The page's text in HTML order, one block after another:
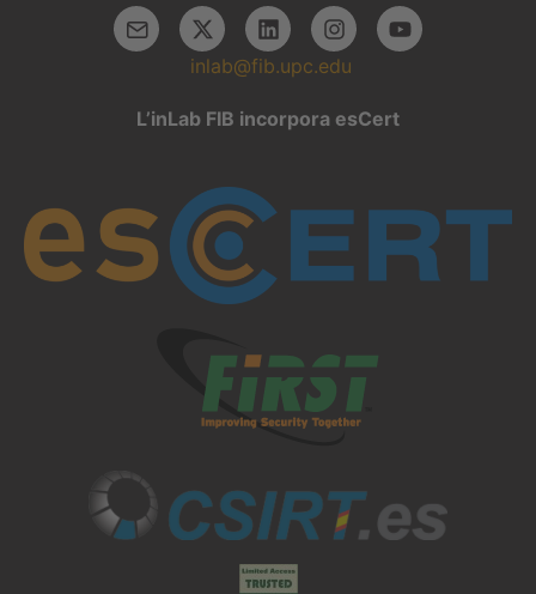
inlab@fib.upc.edu
L’inLab FIB incorpora esCert